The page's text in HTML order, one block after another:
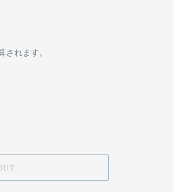
されます。